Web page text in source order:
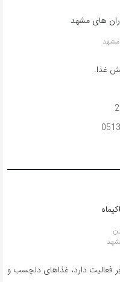
غذا.
فعالیت دارد، غذاهای دلچسب و